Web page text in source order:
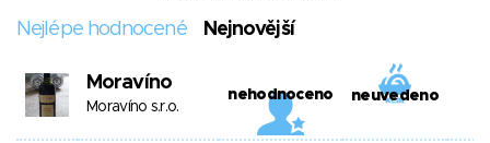
Nejlépe hodnocené Nejnovější
Moravíno
Moravíno s.r.o.
nehodnoceno neuvedeno